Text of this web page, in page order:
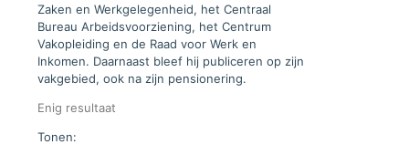
Zaken en Werkgelegenheid, het Centraal
Bureau Arbeidsvoorziening, het Centrum
Vakopleiding en de Raad voor Werk en
Inkomen. Daarnaast bleef hij publiceren op zijn
vakgebied, ook na zijn pensionering.
Enig resultaat
Tonen: